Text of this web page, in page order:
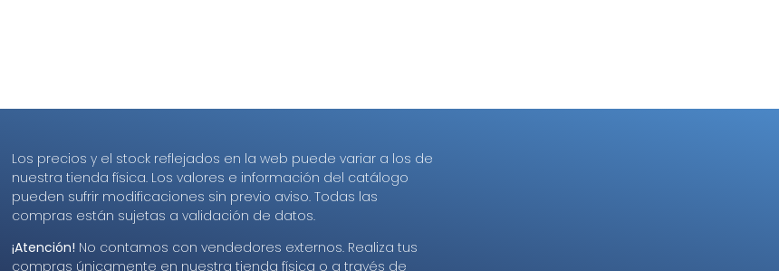
Los precios y el stock reflejados en la web puede variar a los de
nuestra tienda física. Los valores e información del catálogo
pueden sufrir modificaciones sin previo aviso. Todas las
compras están sujetas a validación de datos.
¡Atención! No contamos con vendedores externos. Realiza tus
compras únicamente en nuestra tienda física o a través de